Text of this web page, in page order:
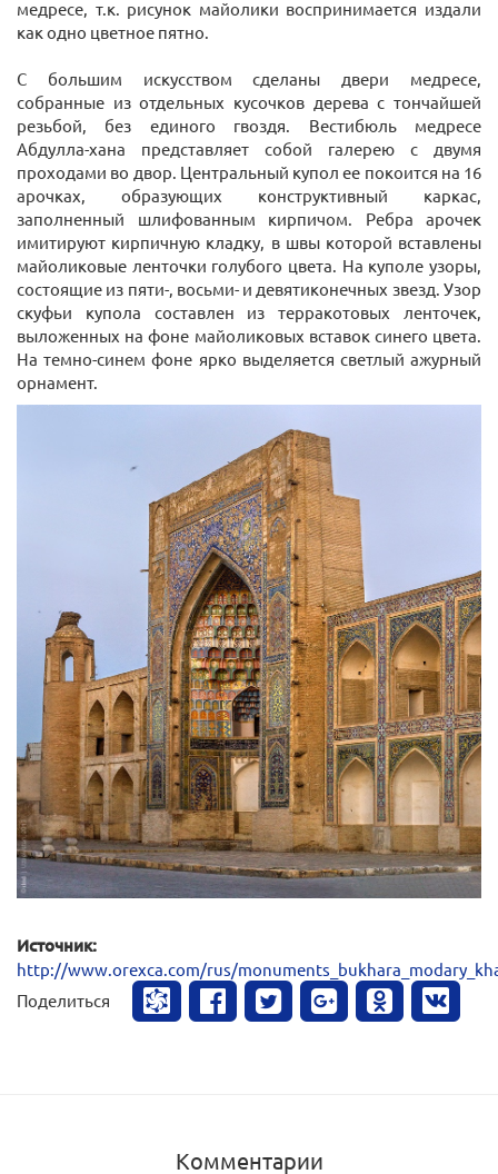
медресе, т.к. рисунок майолики воспринимается издали
как одно цветное пятно.
С большим искусством сделаны двери медресе,
собранные из отдельных кусочков дерева с тончайшей
резьбой, без единого гвоздя. Вестибюль медресе
Абдулла-хана представляет собой галерею с двумя
проходами во двор. Центральный купол ее покоится на 16
арочках, образующих конструктивный каркас,
заполненный шлифованным кирпичом. Ребра арочек
имитируют кирпичную кладку, в швы которой вставлены
майоликовые ленточки голубого цвета. На куполе узоры,
состоящие из пяти-, восьми- и девятиконечных звезд. Узор
скуфьи купола составлен из терракотовых ленточек,
выложенных на фоне майоликовых вставок синего цвета.
На темно-синем фоне ярко выделяется светлый ажурный
орнамент.
Источник:
http://www.orexca.com/rus/
Поделиться
Комментарии